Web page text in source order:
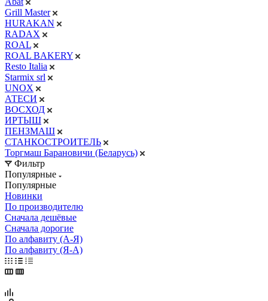
Grill Master
HURAKAN
RADAX
ROAL
ROAL BAKERY
Resto Italia
Starmix srl
UNOX
АТЕСИ
ВОСХОД
ИРТЫШ
ПЕНЗМАШ
СТАНКОСТРОИТЕЛЬ
Торгмаш Барановичи (Беларусь)
Фильтр
Популярные
Популярные
Новинки
По производителю
Сначала дешёвые
Сначала дорогие
По алфавиту (А-Я)
По алфавиту (Я-А)